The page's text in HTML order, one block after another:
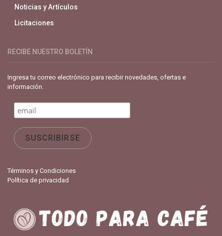
Noticias y Artículos
Licitaciones
RECIBE NUESTRO BOLETÍN
Ingresa tu correo electrónico para recibir novedades, ofertas e
información.
Términos y Condiciones
Política de privacidad